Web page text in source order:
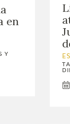
en
Y